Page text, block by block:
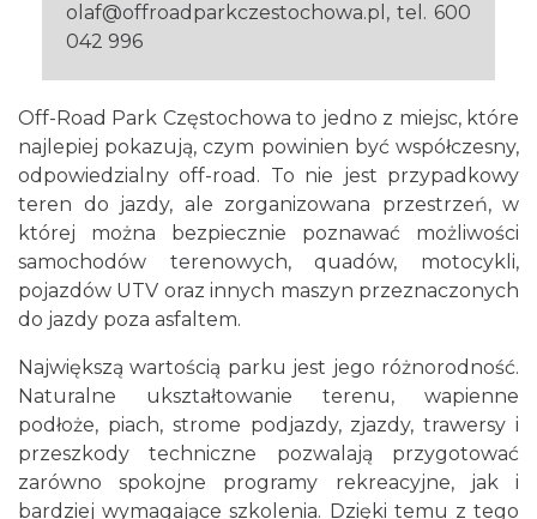
olaf@offroadparkczestochowa.pl, tel. 600
042 996
Off-Road Park Częstochowa to jedno z miejsc, które
najlepiej pokazują, czym powinien być współczesny,
odpowiedzialny off-road. To nie jest przypadkowy
teren do jazdy, ale zorganizowana przestrzeń, w
której można bezpiecznie poznawać możliwości
samochodów terenowych, quadów, motocykli,
pojazdów UTV oraz innych maszyn przeznaczonych
do jazdy poza asfaltem.
Największą wartością parku jest jego różnorodność.
Naturalne ukształtowanie terenu, wapienne
podłoże, piach, strome podjazdy, zjazdy, trawersy i
przeszkody techniczne pozwalają przygotować
zarówno spokojne programy rekreacyjne, jak i
bardziej wymagające szkolenia. Dzięki temu z tego